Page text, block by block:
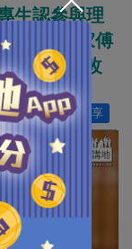
生認參與理
法學專家傅
時候法律改
分享
讚好 16